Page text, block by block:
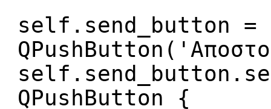
self.send_button =
QPushButton {